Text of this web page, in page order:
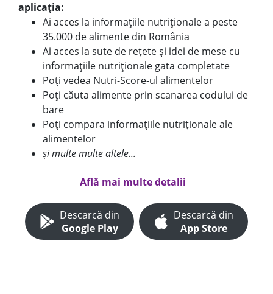
aplicația:
Ai acces la informațiile nutriționale a peste
35.000 de alimente din România
Ai acces la sute de rețete și idei de mese cu
informațiile nutriționale gata completate
Poți vedea Nutri-Score-ul alimentelor
Poți căuta alimente prin scanarea codului de
bare
Poți compara informațiile nutriționale ale
alimentelor
și multe multe altele...
Află mai multe detalii
Descarcă din
Google Play
Descarcă din
App Store